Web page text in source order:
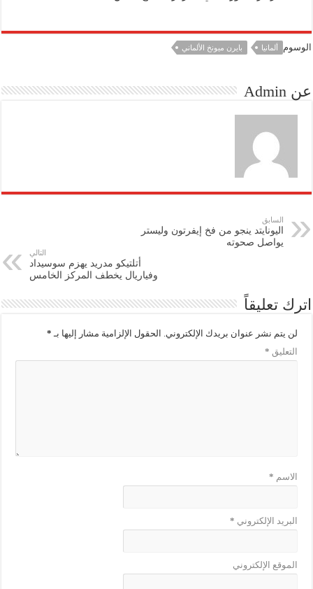
الوسوم ألمانيا بايرن ميونخ الألماني
عن Admin
السابق
اليونايتد ينجو من فخ إيفرتون وليستر
يواصل صحوته
التالي
أتلتيكو مدريد يهزم سوسيداد
وفياريال يخطف المركز الخامس
اترك تعليقاً
لن يتم نشر عنوان بريدك الإلكتروني. الحقول الإلزامية مشار إليها بـ *
التعليق *
الاسم *
البريد الإلكتروني *
الموقع الإلكتروني